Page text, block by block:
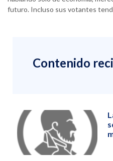
futuro. Incluso sus votantes
Contenido